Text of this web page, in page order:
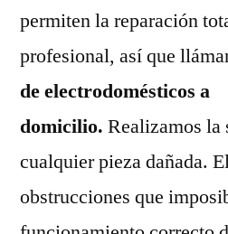
permiten la reparación
profesional, así que
de electrodomésticos a
domicilio. Realizamos la
cualquier pieza dañada.
obstrucciones que